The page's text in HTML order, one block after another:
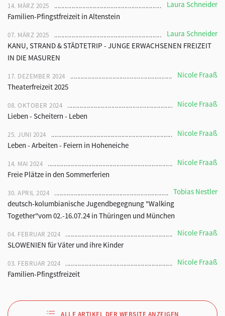
14. MÄRZ 2025
Laura Schneider
Familien-Pfingstfreizeit in Altenstein
07. MÄRZ 2025
Laura Schneider
KANU, STRAND & STÄDTETRIP - JUNGE ERWACHSENEN FREIZEIT
IN DIE MASUREN
17. DEZEMBER 2024
Nicole Fraaß
Theaterfreizeit 2025
08. OKTOBER 2024
Nicole Fraaß
Lieben - Scheitern - Leben
25. JUNI 2024
Nicole Fraaß
Leben - Arbeiten - Feiern in Hoheneiche
14. MAI 2024
Nicole Fraaß
Freie Plätze in den Sommerferien
30. APRIL 2024
Tobias Nestler
deutsch-kolumbianische Jugendbegegnung "Walking
Together"vom 02.-16.07.24 in Thüringen und München
04. FEBRUAR 2024
Nicole Fraaß
SLOWENIEN für Väter und ihre Kinder
03. FEBRUAR 2024
Nicole Fraaß
Familien-Pfingstfreizeit
ALLE ARTIKEL DER WEBSITE ANZEIGEN